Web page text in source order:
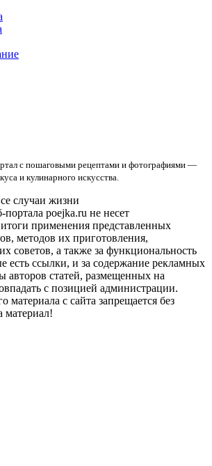
с пошаговыми рецептами и фотографиями —
и кулинарного искусства.
случаи жизни
poejka.ru не несет
итоги применения представленных
методов их приготовления,
советов, а также за функциональность
есть ссылки, и за содержание рекламных
авторов статей, размещенных на
с позицией администрации.
материала с сайта запрещается без
материал!